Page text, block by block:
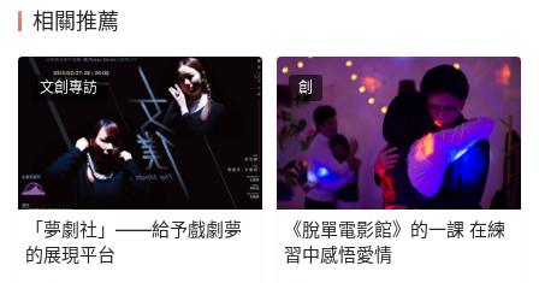
相關推薦
文創專訪
「夢劇社」——給予戲劇夢
的展現平台
創
《脫單電影館》的一課 在練
習中感悟愛情